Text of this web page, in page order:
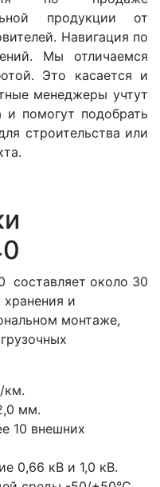
продукции от
Навигация по
Мы отличаемся
Это касается и
менеджеры учтут
и помогут подобрать
строительства или
около 30
и
монтаже,
км.
мм.
10 внешних
0,66 кВ и 1,0 кВ.